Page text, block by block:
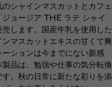
シャインマスカットとカフェ
ョージア THE ラテ シャイ
します。国産牛乳を使用した
マスカットエキスの甘くて爽
ションは今までにない新感
品は、勉強や仕事の気分転換
。秋の日常に新たな彩りを添